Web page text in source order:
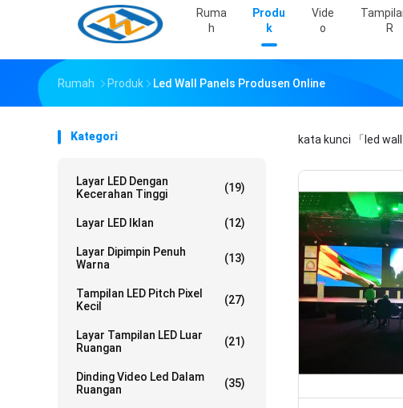
Ruma
H
Produ
K
Vide
O
R
Rumah Produk Led Wall Panels Produsen Online
Kategori
Layar LED Dengan
Kecerahan Tinggi
(19)
Layar LED Iklan (12)
Layar Dipimpin Penuh
Warna
(13)
Tampilan LED Pitch Pixel
Kecil
(27)
Layar Tampilan LED Luar
Ruangan
(21)
Dinding Video Led Dalam
Ruangan
(35)
kata kunci 「led